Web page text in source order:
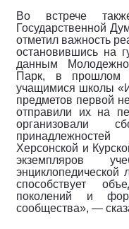
Во встрече
Государственной
отметил важность
остановившись на
данным
Парк, в прошлом
учащимися школы
предметов первой
отправили их на
Херсонской и
экземпляров
энциклопедической
способствует
поколений и
сообщества», —